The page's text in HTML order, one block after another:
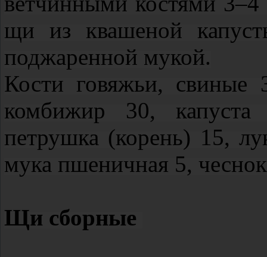
щи из квашеной
поджаренной мукой.
Кости говяжьи, свиные
комбижир 30,
петрушка (корень) 15,
мука пшеничная 5,
Щи сборные